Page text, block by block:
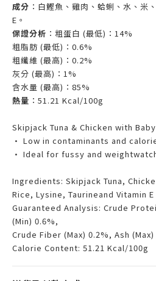
成分 ：白鰹魚、雞肉、蛤蜊、水、米
E。
保證分析 ：粗蛋白 (最低)：14%
粗脂肪 (最低)：0.6%
粗纖維 (最高)：0.2%
灰分 (最高)：1%
含水量 (最高)：85%
熱量 ：51.21 Kcal/100g
Skipjack Tuna & Chicken with
• Low in contaminants and
• Ideal for fussy and
Ingredients: Skipjack Tuna,
Rice, Lysine, Taurineand Vitamin E
Guaranteed Analysis: Crude
(Min) 0.6%,
Crude Fiber (Max) 0.2%, Ash
Calorie Content: 51.21 Kcal/100g